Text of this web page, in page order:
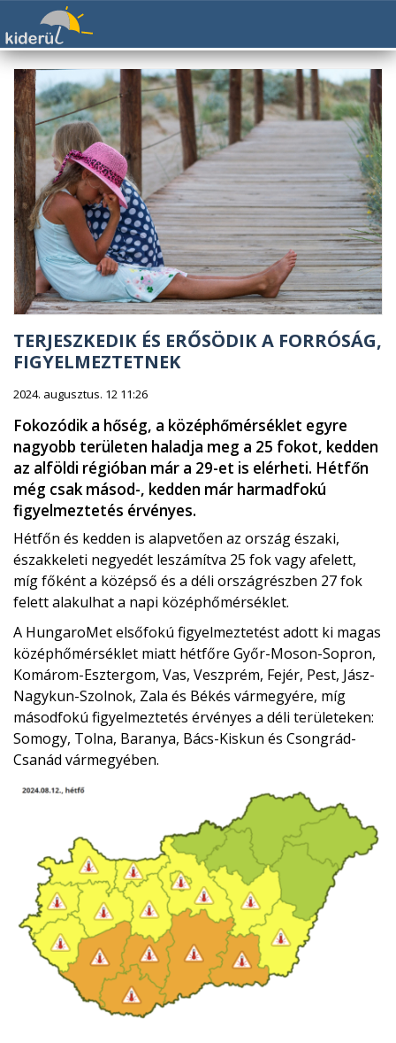
TERJESZKEDIK ÉS ERŐSÖDIK A FORRÓSÁG,
FIGYELMEZTETNEK
2024. augusztus. 12 11:26
Fokozódik a hőség, a középhőmérséklet egyre
nagyobb területen haladja meg a 25 fokot, kedden
az alföldi régióban már a 29-et is elérheti. Hétfőn
még csak másod-, kedden már harmadfokú
figyelmeztetés érvényes.
Hétfőn és kedden is alapvetően az ország északi,
északkeleti negyedét leszámítva 25 fok vagy afelett,
míg főként a középső és a déli országrészben 27 fok
felett alakulhat a napi középhőmérséklet.
A HungaroMet elsőfokú figyelmeztetést adott ki magas
középhőmérséklet miatt hétfőre Győr-Moson-Sopron,
Komárom-Esztergom, Vas, Veszprém, Fejér, Pest, Jász-
Nagykun-Szolnok, Zala és Békés vármegyére, míg
másodfokú figyelmeztetés érvényes a déli területeken:
Somogy, Tolna, Baranya, Bács-Kiskun és Csongrád-
Csanád vármegyében.